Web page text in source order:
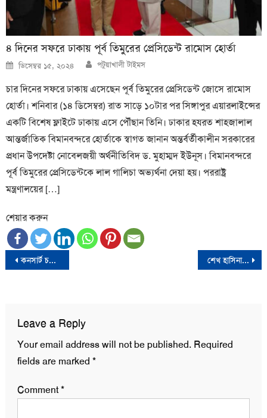
৪ দিনের সফরে ঢাকায় পূর্ব তিমুরের প্রেসিডেন্ট রামোস হোর্তা
Posted
on
ডিসেম্বর ১৫, ২০২৪ Author
পটুয়াখালী টাইমস
চার দিনের সফরে ঢাকায় এসেছেন পূর্ব তিমুরের প্রেসিডেন্ট জোসে রামোস
হোর্তা। শনিবার (১৪ ডিসেম্বর) রাত সা‌ড়ে ১০টার পর সিঙ্গাপুর এয়ারলাইন্সের
একটি বিশেষ ফ্লাইটে ঢাকায় এসে পৌঁছান তিনি। ঢাকার হযরত শাহজালাল
আন্তর্জাতিক বিমানবন্দরে হোর্তাকে স্বাগত জানান অন্তর্বর্তীকালীন সরকারের
প্রধান উপদেষ্টা নোবেলজয়ী অর্থনীতিবিদ ড. মুহাম্মদ ইউনূস। বিমানবন্দরে
পূর্ব তিমুরের প্রেসিডেন্টকে লাল গালিচা অভ্যর্থনা দেয়া হয়। পররাষ্ট্র
মন্ত্রণালয়ের […]
শেয়ার করুন
Post
কনসার্ট চলাকালে মারা গেলেন যুক্তরাষ্ট্রের জনপ্রিয় র‍্যাপার ফ্যাটম্যান স্কুপ শেখ হাসিনাকে আশ্রয় দিয়ে ভারত সরকার বাংলাদেশের বিরুদ্ধে ষড়যন্ত্র করছে: আলতাফ হোসেন চৌধুরী
Leave a Reply
Your email address will not be published. Required
fields are marked *
Comment*